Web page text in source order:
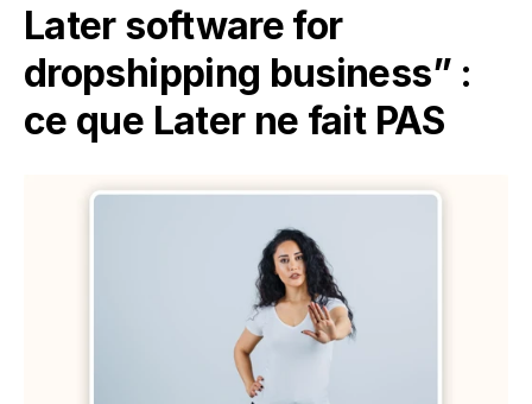
Later software for
dropshipping business” :
ce que Later ne fait PAS